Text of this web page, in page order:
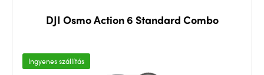
DJI Osmo Action 6 Standard Combo
Ingyenes szállítás